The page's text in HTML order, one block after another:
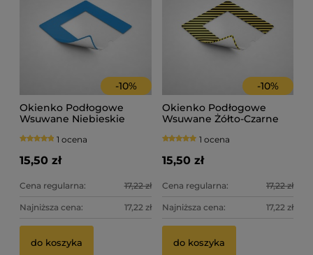
-10%
Okienko Podłogowe
Wsuwane Niebieskie
1 ocena
15,50 zł
Cena regularna: 17,22 zł
Najniższa cena: 17,22 zł
do koszyka
-10%
Okienko Podłogowe
Wsuwane Żółto-Czarne
1 ocena
15,50 zł
Cena regularna: 17,22 zł
Najniższa cena: 17,22 zł
do koszyka